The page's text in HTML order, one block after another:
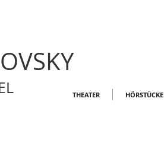
THEATER HÖRSTÜCKE